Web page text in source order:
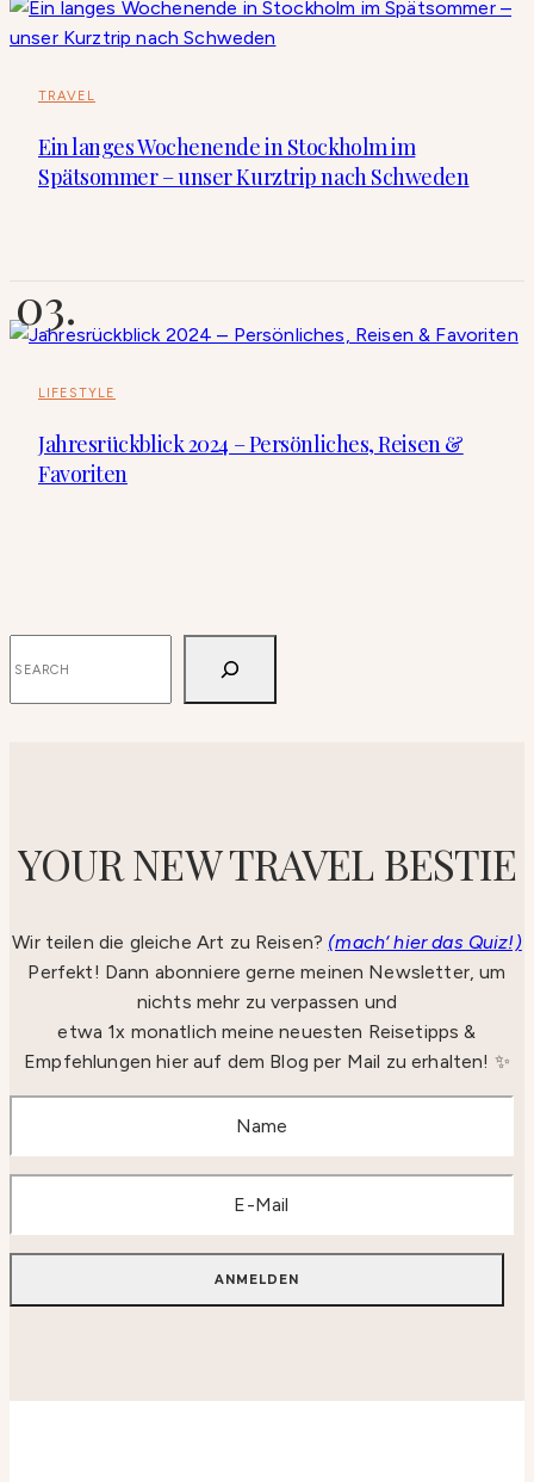
TRAVEL
Ein langes Wochenende in Stockholm im
Spätsommer – unser Kurztrip nach Schweden
LIFESTYLE
Jahresrückblick 2024 – Persönliches, Reisen &
Favoriten
YOUR NEW TRAVEL BESTIE
Wir teilen die gleiche Art zu Reisen? (mach‘ hier das Quiz!)
Perfekt! Dann abonniere gerne meinen Newsletter, um
nichts mehr zu verpassen und
etwa 1x monatlich meine neuesten Reisetipps &
Empfehlungen hier auf dem Blog per Mail zu erhalten! ✨